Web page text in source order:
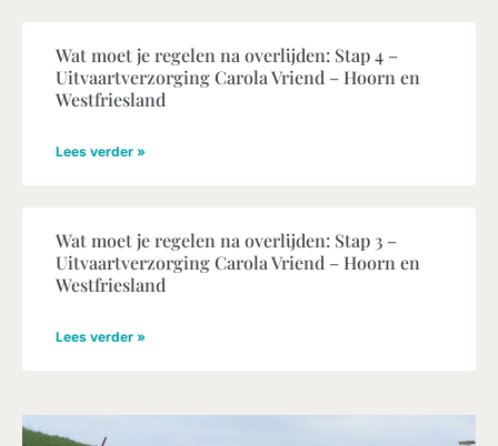
Wat moet je regelen na overlijden: Stap 4 –
Uitvaartverzorging Carola Vriend – Hoorn en
Westfriesland
Lees verder »
Wat moet je regelen na overlijden: Stap 3 –
Uitvaartverzorging Carola Vriend – Hoorn en
Westfriesland
Lees verder »